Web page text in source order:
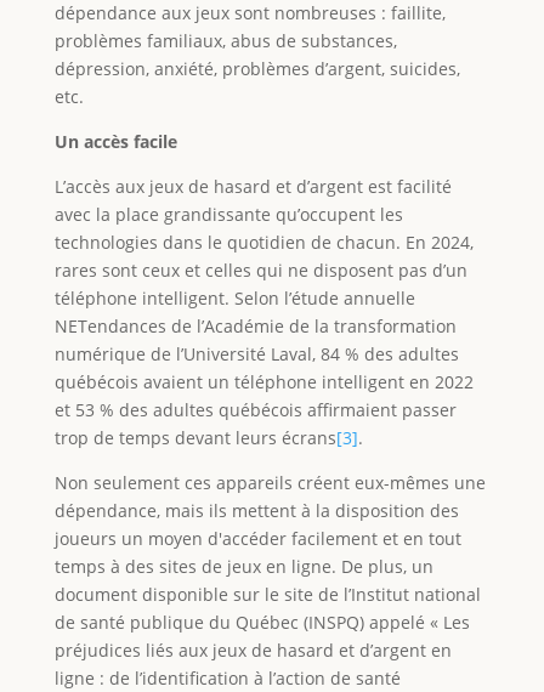
dépendance aux jeux sont nombreuses : faillite,
problèmes familiaux, abus de substances,
dépression, anxiété, problèmes d’argent, suicides,
etc.
Un accès facile
L’accès aux jeux de hasard et d’argent est facilité
avec la place grandissante qu’occupent les
technologies dans le quotidien de chacun. En 2024,
rares sont ceux et celles qui ne disposent pas d’un
téléphone intelligent. Selon l’étude annuelle
NETendances de l’Académie de la transformation
numérique de l’Université Laval, 84 % des adultes
québécois avaient un téléphone intelligent en 2022
et 53 % des adultes québécois affirmaient passer
trop de temps devant leurs écrans[3].
Non seulement ces appareils créent eux-mêmes une
dépendance, mais ils mettent à la disposition des
joueurs un moyen d'accéder facilement et en tout
temps à des sites de jeux en ligne. De plus, un
document disponible sur le site de l’Institut national
de santé publique du Québec (INSPQ) appelé « Les
préjudices liés aux jeux de hasard et d’argent en
ligne : de l’identification à l’action de santé